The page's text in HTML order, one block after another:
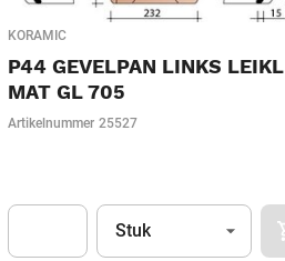
KORAMIC
P44 GEVELPAN LINKS LEIKL
MAT GL 705
Artikelnummer 25527
Eenheid
Stuk